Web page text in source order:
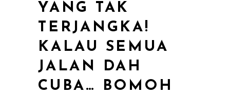
YANG TAK
TERJANGKA!
KALAU SEMUA
JALAN DAH
CUBA… BOMOH